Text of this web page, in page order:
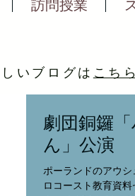
訪問授業
いブログは こち
劇団銅鑼
ん」公演
ポーランドのアウ
ロコースト教育資